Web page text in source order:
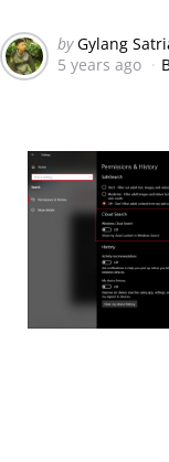
Posted
by
by Gylang
5 years ago